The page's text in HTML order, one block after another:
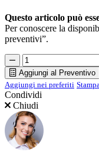
Questo articolo può
Per conoscere la
preventivi”.
Aggiungi al Preventivo
Aggiungi nei preferiti
Condividi
Chiudi